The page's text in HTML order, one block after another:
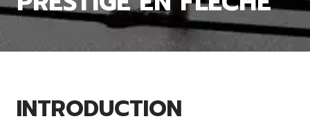
INTRODUCTION